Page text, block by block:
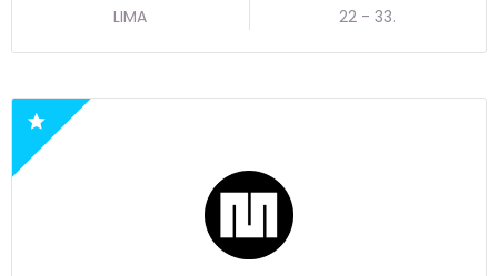
LIMA
22 - 33.